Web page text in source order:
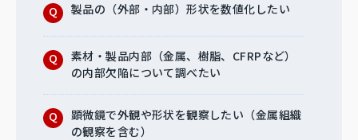
製品の（外部・内部）形状を数値化したい
素材・製品内部（金属、樹脂、CFRPなど）
の内部欠陥について調べたい
顕微鏡で外観や形状を観察したい（金属組織
の観察を含む）